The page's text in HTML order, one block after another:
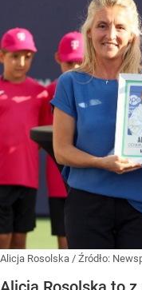
Alicja Rosolska / Źródło: